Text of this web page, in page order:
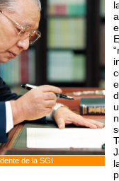
de la SGI